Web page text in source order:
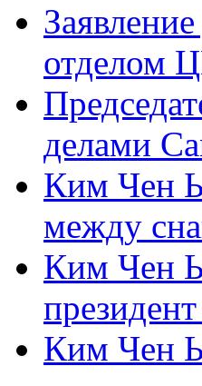
отделом
делами
Ким Чен
между
Ким Чен
Ким Чен